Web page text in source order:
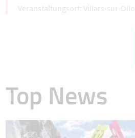
Villars-sur-
Top News